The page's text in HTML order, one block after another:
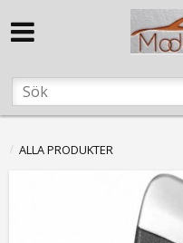
ALLA PRODUKTER